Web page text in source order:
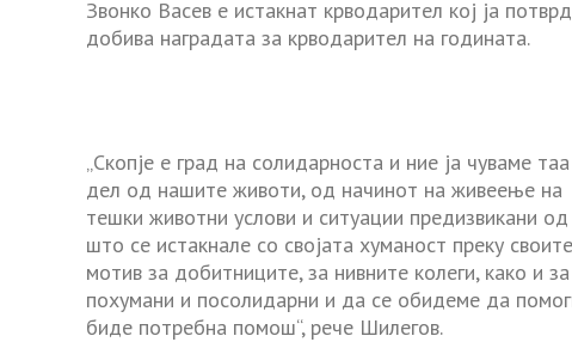
Звонко Васев е истакнат крводарител кој ја
добива наградата за крводарител на годината.
„Скопје е град на солидарноста и ние ја чуваме
дел од нашите животи, од начинот на живеење на
тешки животни услови и ситуации предизвикани
што се истакнале со својата хуманост преку
мотив за добитниците, за нивните колеги, како и
похумани и посолидарни и да се обидеме да
биде потребна помош“, рече Шилегов.